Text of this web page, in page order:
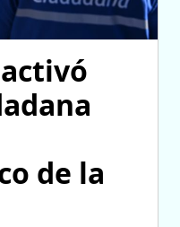
de la